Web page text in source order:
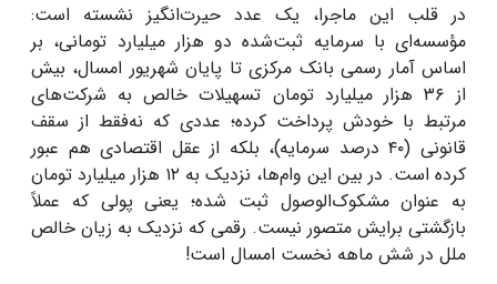
در قلب این ماجرا، یک عدد حیرت‌انگیز نشسته است:
مؤسسه‌ای با سرمایه ثبت‌شده دو هزار میلیارد تومانی، بر
اساس آمار رسمی بانک مرکزی تا پایان شهریور امسال، بیش
از ۳۶ هزار میلیارد تومان تسهیلات خالص به شرکت‌های
مرتبط با خودش پرداخت کرده؛ عددی که نه‌فقط از سقف
قانونی (۴۰ درصد سرمایه)، بلکه از عقل اقتصادی هم عبور
کرده است. در بین این وام‌ها، نزدیک به ۱۲ هزار میلیارد تومان
به عنوان مشکوک‌الوصول ثبت شده؛ یعنی پولی که عملاً
بازگشتی برایش متصور نیست. رقمی که نزدیک به زیان خالص
ملل در شش ماهه نخست امسال است!